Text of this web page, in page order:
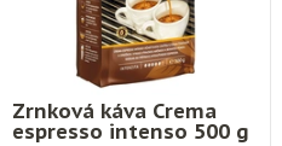
Zrnková káva Crema
espresso intenso 500 g